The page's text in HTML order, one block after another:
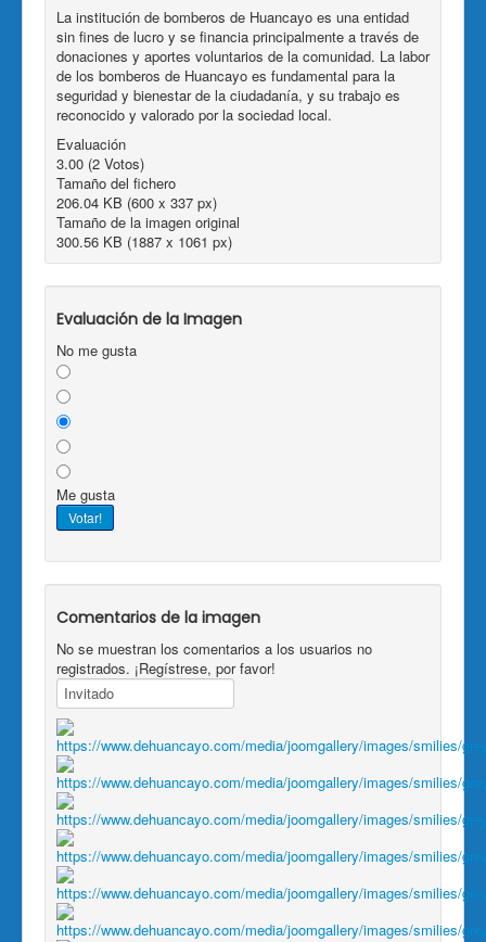
La institución de bomberos de Huancayo es una entidad
sin fines de lucro y se financia principalmente a través de
donaciones y aportes voluntarios de la comunidad. La labor
de los bomberos de Huancayo es fundamental para la
seguridad y bienestar de la ciudadanía, y su trabajo es
reconocido y valorado por la sociedad local.
Evaluación
3.00 (2 Votos)
Tamaño del fichero
206.04 KB (600 x 337 px)
Tamaño de la imagen original
300.56 KB (1887 x 1061 px)
Evaluación de la Imagen
No me gusta
Me gusta
Comentarios de la imagen
No se muestran los comentarios a los usuarios no
registrados. ¡Regístrese, por favor!